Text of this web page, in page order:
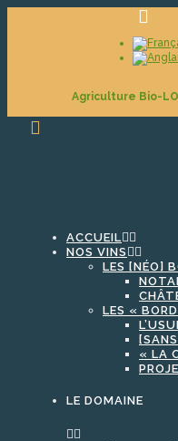
Agriculture Bio-
ACCUEIL
NOS VINS
LES [NÉO]
LES «
« LA
LE DOMAINE